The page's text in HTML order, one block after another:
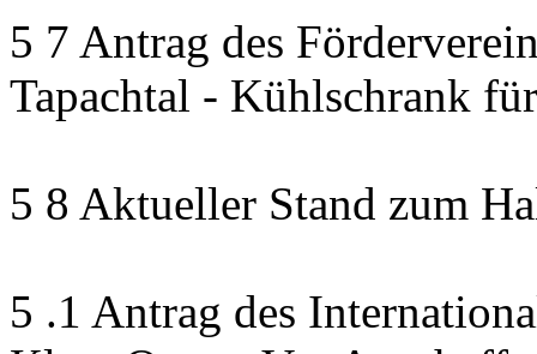
5 7 Antrag des
Tapachtal - Kühlschrank
5 8 Aktueller Stand zum
5 .1 Antrag des